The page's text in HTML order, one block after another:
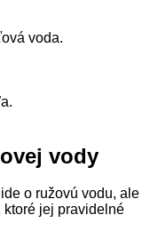
voda.
vody
o ružovú vodu, ale
ktoré jej pravidelné